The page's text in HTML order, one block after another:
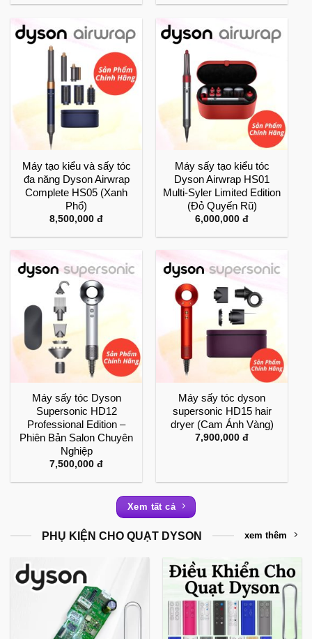
Máy tạo kiểu và sấy tóc
đa năng Dyson Airwrap
Complete HS05 (Xanh
Phổ)
8,500,000 đ
Máy sấy tạo kiểu tóc
Dyson Airwrap HS01
Multi-Syler Limited Edition
(Đỏ Quyến Rũ)
6,000,000 đ
Máy sấy tóc Dyson
Supersonic HD12
Professional Edition –
Phiên Bản Salon Chuyên
Nghiệp
7,500,000 đ
Máy sấy tóc dyson
supersonic HD15 hair
dryer (Cam Ánh Vàng)
7,900,000 đ
Xem tất cả
PHỤ KIỆN CHO QUẠT DYSON xem thêm